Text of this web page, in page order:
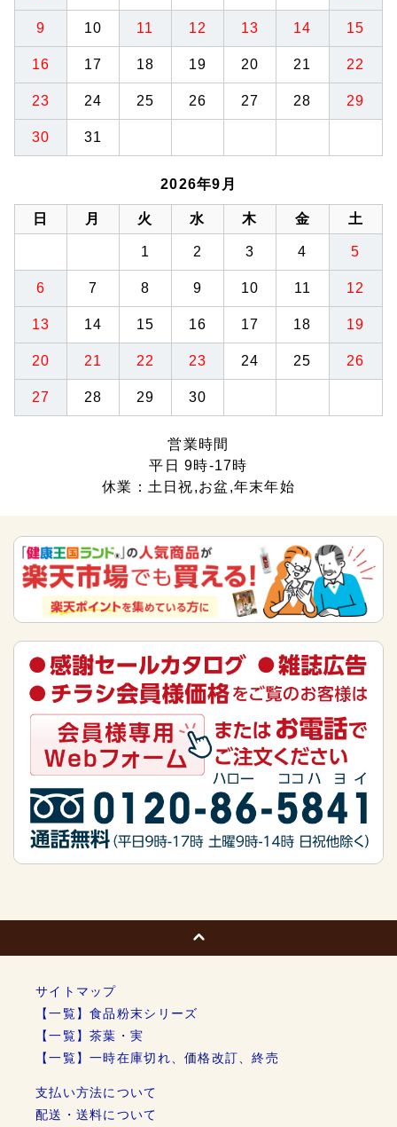
9 10 11 12 13 14 15
16 17 18 19 20 21 22
23 24 25 26 27 28 29
30 31
2026年9月
日 月 火 水 木 金 土
1 2 3 4 5
6 7 8 9 10 11 12
13 14 15 16 17 18 19
20 21 22 23 24 25 26
27 28 29 30
営業時間
平日 9時-17時
休業：土日祝,お盆,年末年始
サイトマップ
【一覧】食品粉末シリーズ
【一覧】茶葉・実
【一覧】一時在庫切れ、価格改訂、終売
支払い方法について
配送・送料について